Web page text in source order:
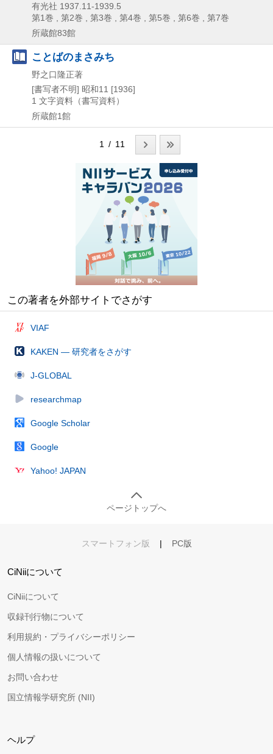
有光社 1937.11-1939.5
第1巻 , 第2巻 , 第3巻 , 第4巻 , 第5巻 , 第6巻 , 第7巻
所蔵館83館
ことばのまさみち
野之口隆正著
[書写者不明] 昭和11 [1936]
1 文字資料（書写資料）
所蔵館1館
1 / 11
この著者を外部サイトでさがす
VIAF
KAKEN — 研究者をさがす
J-GLOBAL
researchmap
Google Scholar
Google
Yahoo! JAPAN
ページトップへ
スマートフォン版 | PC版
CiNiiについて
CiNiiについて
収録刊行物について
利用規約・プライバシーポリシー
個人情報の扱いについて
お問い合わせ
国立情報学研究所 (NII)
ヘルプ